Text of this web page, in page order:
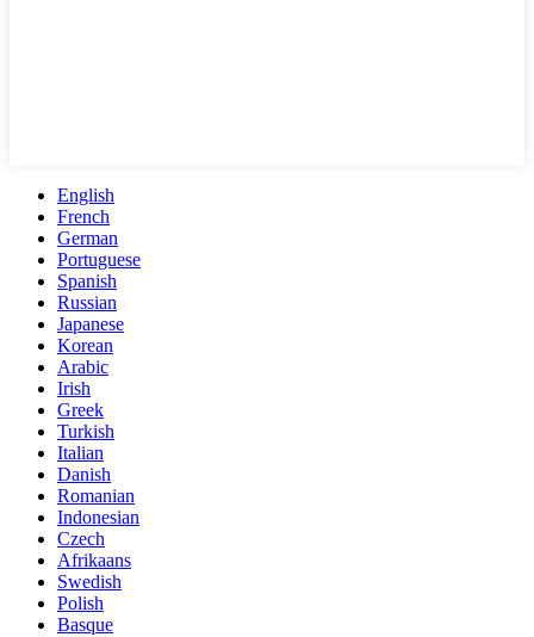
English
French
German
Portuguese
Spanish
Russian
Japanese
Korean
Arabic
Irish
Greek
Turkish
Italian
Danish
Romanian
Indonesian
Czech
Afrikaans
Swedish
Polish
Basque